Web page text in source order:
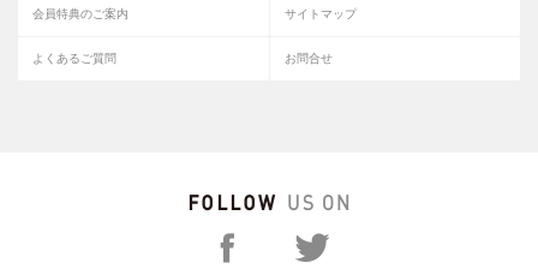
会員特典のご案内 サイトマップ
よくあるご質問 お問合せ